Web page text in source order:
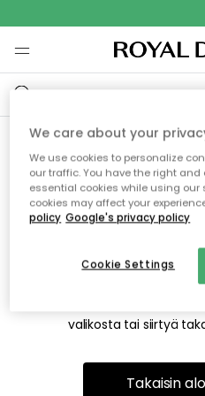
Emme
Tämä voi johtua siitä, että
on siirretty muualle.
valikosta tai siirtyä
Takaisin
We care about your
We use cookies to personalize
our traffic. You have the right
essential cookies while using our
cookies may affect your
policy Google's privacy policy
Cookie Settings